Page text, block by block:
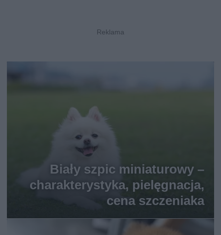
Biały szpic miniaturowy –
charakterystyka, pielęgnacja,
cena szczeniaka